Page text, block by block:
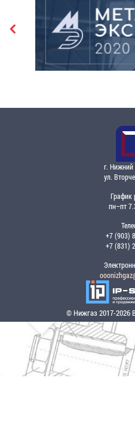
г. Нижний
ул.
График
пн–пт
+7 (903)
+7 (831)
© Нижгаз 2017-2026